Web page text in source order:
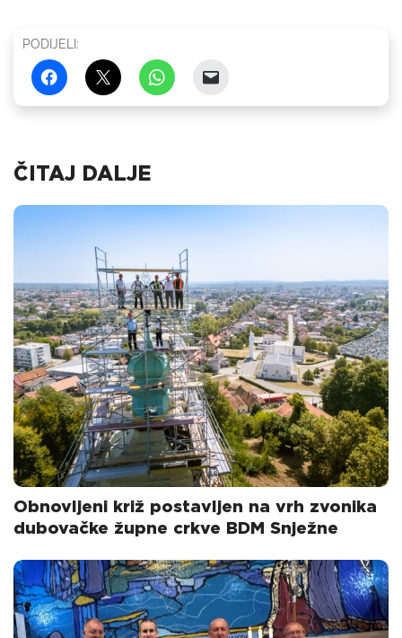
PODIJELI:
ČITAJ DALJE
Obnovljeni križ postavljen na vrh zvonika
dubovačke župne crkve BDM Snježne